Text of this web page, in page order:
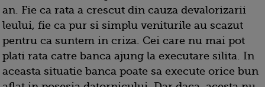
an. Fie ca rata a crescut din cauza devalorizarii
leului, fie ca pur si simplu veniturile au scazut
pentru ca suntem in criza. Cei care nu mai pot
plati rata catre banca ajung la executare silita. In
aceasta situatie banca poate sa execute orice bun